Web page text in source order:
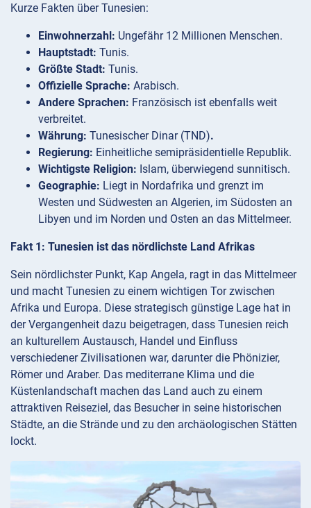
Kurze Fakten über Tunesien:
Einwohnerzahl: Ungefähr 12 Millionen Menschen.
Hauptstadt: Tunis.
Größte Stadt: Tunis.
Offizielle Sprache: Arabisch.
Andere Sprachen: Französisch ist ebenfalls weit
verbreitet.
Währung: Tunesischer Dinar (TND).
Regierung: Einheitliche semipräsidentielle Republik.
Wichtigste Religion: Islam, überwiegend sunnitisch.
Geographie: Liegt in Nordafrika und grenzt im
Westen und Südwesten an Algerien, im Südosten an
Libyen und im Norden und Osten an das Mittelmeer.
Fakt 1: Tunesien ist das nördlichste Land Afrikas
Sein nördlichster Punkt, Kap Angela, ragt in das Mittelmeer
und macht Tunesien zu einem wichtigen Tor zwischen
Afrika und Europa. Diese strategisch günstige Lage hat in
der Vergangenheit dazu beigetragen, dass Tunesien reich
an kulturellem Austausch, Handel und Einfluss
verschiedener Zivilisationen war, darunter die Phönizier,
Römer und Araber. Das mediterrane Klima und die
Küstenlandschaft machen das Land auch zu einem
attraktiven Reiseziel, das Besucher in seine historischen
Städte, an die Strände und zu den archäologischen Stätten
lockt.